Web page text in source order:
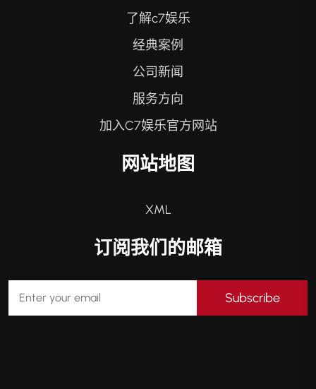
了解c7娱乐
经典案例
公司新闻
服务方向
加入C7娱乐官方网站
网站地图
XML
订阅我们的邮箱
Subscribe